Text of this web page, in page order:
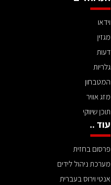
וידאו
מגזין
דעות
גלריות
המטבחון
מזג אוויר
תוכן שיווקי
עוד ..
פרסום בחזית
מערכת ניהול לידים
אנטי וירוס בעברית